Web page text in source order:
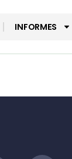
INFORMES